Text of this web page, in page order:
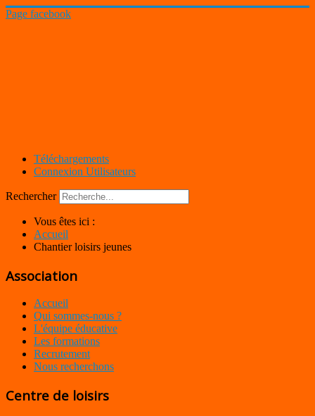
Page facebook
Téléchargements
Connexion Utilisateurs
Rechercher
Vous êtes ici :
Accueil
Chantier loisirs jeunes
Association
Accueil
Qui sommes-nous ?
L'équipe éducative
Les formations
Recrutement
Nous recherchons
Centre de loisirs